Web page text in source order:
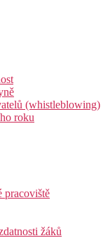
(whistleblowing)
roku
pracoviště
žáků